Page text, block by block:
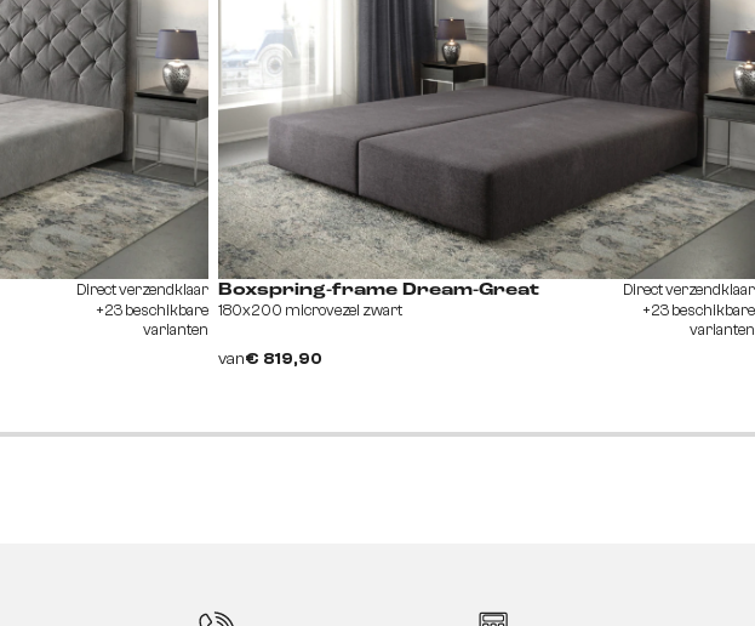
Direct verzendklaar
+23 beschikbare
varianten
Boxspring-frame Dream-Great
180x200 microvezel zwart
van€ 819,90
Direct verzendklaar
+23 beschikbare
varianten